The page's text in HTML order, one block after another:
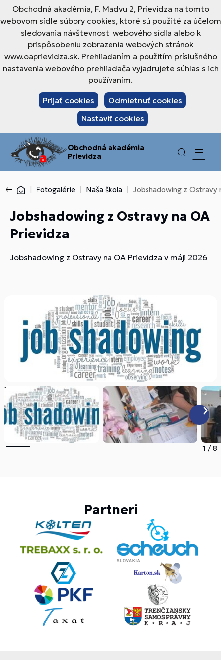
Obchodná akadémia, F. Madvu 2, Prievidza na tomto
webovom sídle súbory cookies, ktoré sú použité za účelom
sledovania návštevnosti webového sídla alebo k
prispôsobeniu zobrazenia webových stránok
www.oaprievidza.sk. Prehliadaním a použitím príslušného
nastavenia webového prehliadača vyjadrujete súhlas s ich
používaním.
Prijať cookies
Odmietnuť cookies
Nastaviť cookies
Obchodná akadémia
Prievidza
Fotogalérie Naša škola Jobshadowing z Ostravy
Jobshadowing z Ostravy na OA
Prievidza
Jobshadowing z Ostravy na OA Prievidza v máji 2026
1 /8
Partneri